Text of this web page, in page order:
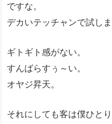
ですな。
デカいテッチャンで試しま
ギトギト感がない。
すんばらすぅ～い。
オヤジ昇天。
それにしても客は僕ひとり